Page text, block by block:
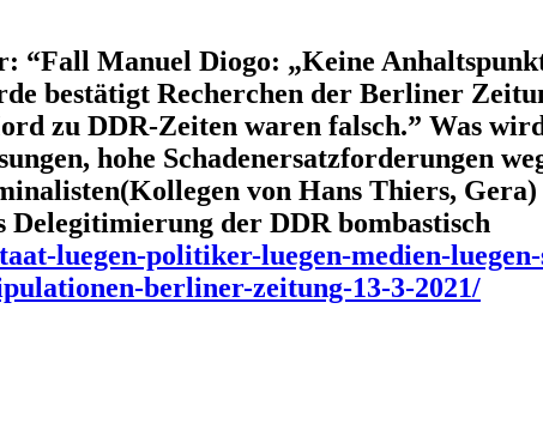
“Fall Manuel Diogo: „Keine
bestätigt Recherchen der Berliner
zu DDR-Zeiten waren falsch.” Was
hohe Schadenersatzforderungen
von Hans Thiers, Gera)
der DDR bombastisch
luegen-politiker-luegen-medien-
berliner-zeitung-13-3-2021/